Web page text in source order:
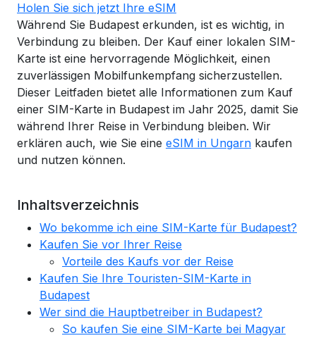
Holen Sie sich jetzt Ihre eSIM
Während Sie Budapest erkunden, ist es wichtig, in
Verbindung zu bleiben. Der Kauf einer lokalen SIM-
Karte ist eine hervorragende Möglichkeit, einen
zuverlässigen Mobilfunkempfang sicherzustellen.
Dieser Leitfaden bietet alle Informationen zum Kauf
einer SIM-Karte in Budapest im Jahr 2025, damit Sie
während Ihrer Reise in Verbindung bleiben. Wir
erklären auch, wie Sie eine eSIM in Ungarn kaufen
und nutzen können.
Inhaltsverzeichnis
Wo bekomme ich eine SIM-Karte für Budapest?
Kaufen Sie vor Ihrer Reise
Vorteile des Kaufs vor der Reise
Kaufen Sie Ihre Touristen-SIM-Karte in
Budapest
Wer sind die Hauptbetreiber in Budapest?
So kaufen Sie eine SIM-Karte bei Magyar